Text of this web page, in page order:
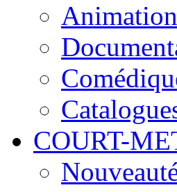
COURT-